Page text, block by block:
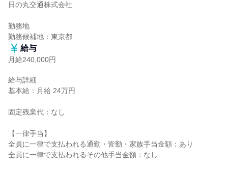
日の丸交通株式会社
勤務地
勤務候補地：東京都
給与
月給240,000円
給与詳細
基本給：月給 24万円
固定残業代：なし
【一律手当】
全員に一律で支払われる通勤・皆勤・家族手当金額：あり
全員に一律で支払われるその他手当金額：なし